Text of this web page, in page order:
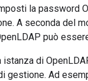
la password
A seconda del
può
istanza di
gestione. Ad